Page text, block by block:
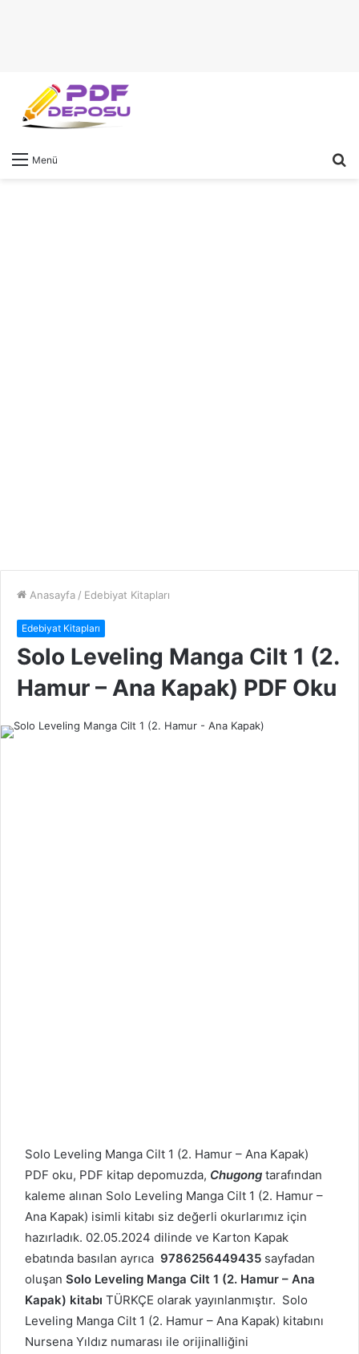
Menü
Anasayfa / Edebiyat Kitapları
Edebiyat Kitapları
Solo Leveling Manga Cilt 1 (2.
Hamur – Ana Kapak) PDF Oku
Solo Leveling Manga Cilt 1 (2. Hamur – Ana Kapak)
PDF oku, PDF kitap depomuzda, Chugong tarafından
kaleme alınan Solo Leveling Manga Cilt 1 (2. Hamur –
Ana Kapak) isimli kitabı siz değerli okurlarımız için
hazırladık. 02.05.2024 dilinde ve Karton Kapak
ebatında basılan ayrıca 9786256449435 sayfadan
oluşan Solo Leveling Manga Cilt 1 (2. Hamur – Ana
Kapak) kitabı TÜRKÇE olarak yayınlanmıştır. Solo
Leveling Manga Cilt 1 (2. Hamur – Ana Kapak) kitabını
Nursena Yıldız numarası ile orijinalliğini